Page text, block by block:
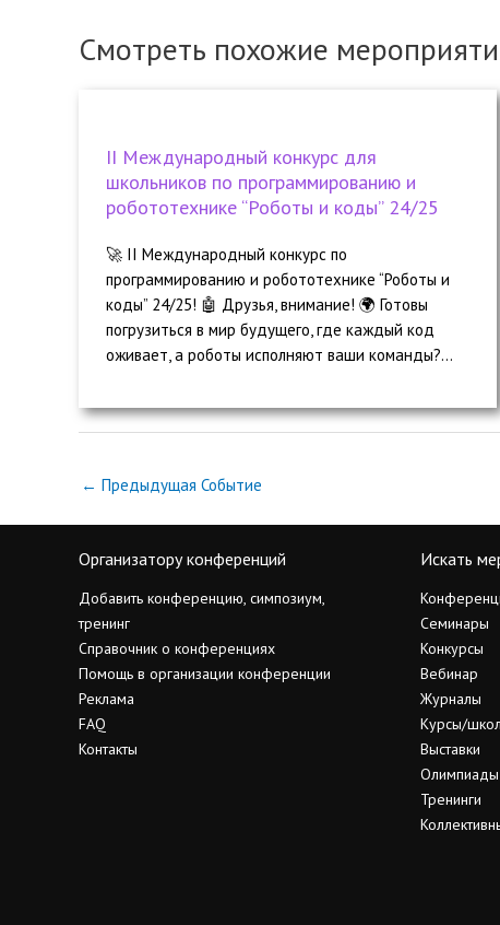
Смотреть похожие
II Международный конкурс для
школьников по программированию и
робототехнике “Роботы и коды” 24/25
🚀 II Международный конкурс по
программированию и робототехнике “Роботы и
коды” 24/25! 🤖 Друзья, внимание! 🌍 Готовы
погрузиться в мир будущего, где каждый код
оживает, а роботы исполняют ваши команды?...
← Предыдущая Событие
Организатору конференций
Добавить конференцию, симпозиум,
тренинг
Справочник о конференциях
Помощь в организации конференции
Реклама
FAQ
Контакты
Искать
Семинары
Конкурсы
Вебинар
Журналы
Курсы/
Выставки
Олимпиады
Тренинги